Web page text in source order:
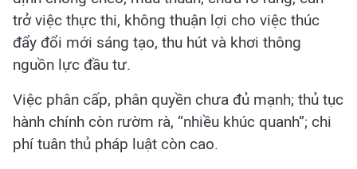
trở việc thực thi, không thuận lợi cho việc thúc
đẩy đổi mới sáng tạo, thu hút và khơi thông
nguồn lực đầu tư.
Việc phân cấp, phân quyền chưa đủ mạnh; thủ tục
hành chính còn rườm rà, “nhiều khúc quanh”; chi
phí tuân thủ pháp luật còn cao.